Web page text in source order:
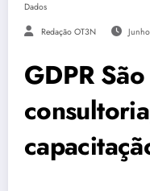
Dados
Redação OT3N
GDPR